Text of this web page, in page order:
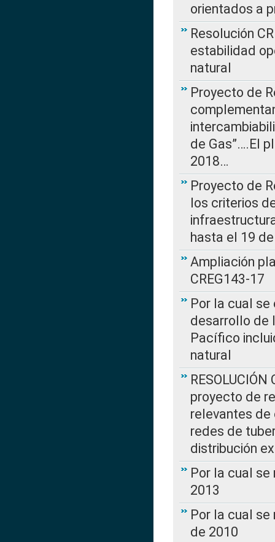
orientados a
Resolución
estabilidad
natural
Proyecto de
de Gas”….El
2018…
Proyecto de
los criterios
hasta el 19
Ampliación
CREG143-17
Por la cual
desarrollo de
Pacífico
natural
proyecto de
relevantes de
redes de
distribución
Por la cual se
2013
Por la cual se
de 2010